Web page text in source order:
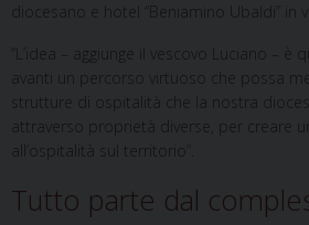
diocesano e hotel “Beniamino Ubaldi” in
“L’idea – aggiunge il vescovo Luciano – è
avanti un percorso virtuoso che possa
strutture di ospitalità che la nostra
attraverso proprietà diverse, per creare
all’ospitalità sul territorio”.
Tutto parte dal